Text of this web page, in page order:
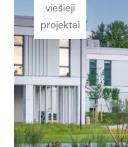
viešieji
projektai